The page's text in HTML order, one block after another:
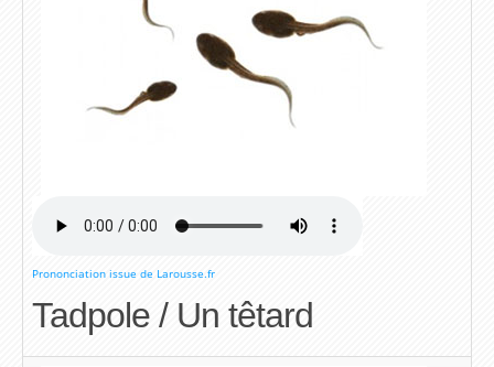
Prononciation issue de Larousse.fr
Tadpole / Un têtard